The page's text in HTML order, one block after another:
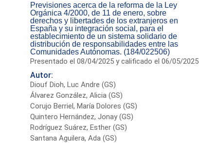
Previsiones acerca de la reforma de la Ley
Orgánica 4/2000, de 11 de enero, sobre
derechos y libertades de los extranjeros en
España y su integración social, para el
establecimiento de un sistema solidario de
distribución de responsabilidades entre las
Comunidades Autónomas. (184/022506)
Presentado el 08/04/2025 y calificado el 06/05/2025
Autor:
Diouf Dioh, Luc Andre (GS)
Álvarez González, Alicia (GS)
Corujo Berriel, María Dolores (GS)
Quintero Hernández, Jonay (GS)
Rodríguez Suárez, Esther (GS)
Santana Aguilera, Ada (GS)